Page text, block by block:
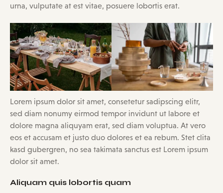
urna, vulputate at est vitae, posuere lobortis erat.
Lorem ipsum dolor sit amet, consetetur sadipscing elitr,
sed diam nonumy eirmod tempor invidunt ut labore et
dolore magna aliquyam erat, sed diam voluptua. At vero
eos et accusam et justo duo dolores et ea rebum. Stet clita
kasd gubergren, no sea takimata sanctus est Lorem ipsum
dolor sit amet.
Aliquam quis lobortis quam